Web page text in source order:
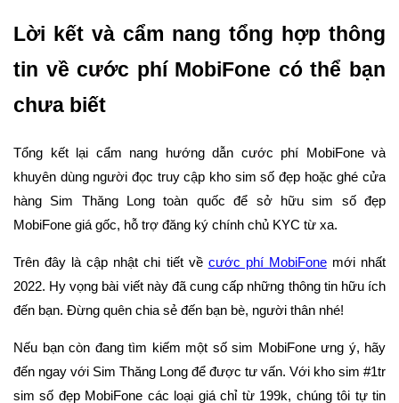
Lời kết và cẩm nang tổng hợp thông
tin về cước phí MobiFone có thể bạn
chưa biết
Tổng kết lại cẩm nang hướng dẫn cước phí MobiFone và
khuyên dùng người đọc truy cập kho sim số đẹp hoặc ghé cửa
hàng Sim Thăng Long toàn quốc để sở hữu sim số đẹp
MobiFone giá gốc, hỗ trợ đăng ký chính chủ KYC từ xa.
Trên đây là cập nhật chi tiết về cước phí MobiFonemới nhất
2022. Hy vọng bài viết này đã cung cấp những thông tin hữu ích
đến bạn. Đừng quên chia sẻ đến bạn bè, người thân nhé!
Nếu bạn còn đang tìm kiếm một số sim MobiFone ưng ý, hãy
đến ngay với Sim Thăng Long để được tư vấn. Với kho sim #1tr
sim số đẹp MobiFone các loại giá chỉ từ 199k, chúng tôi tự tin